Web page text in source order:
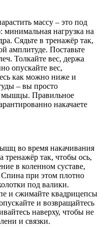
массу – это под
нагрузка на
Сядьте в тренажёр так,
амплитуде. Поставьте
Толкайте вес, держа
опускайте вес,
как можно ниже и
– вы просто
мышцы. Правильное
накачаете
во время накачивания
тренажёр так, чтобы ось,
в коленном суставе,
Спина при этом плотно
под валики.
и сжимайте квадрицепсы
и возвращайтесь
наверху, чтобы не
и связки.